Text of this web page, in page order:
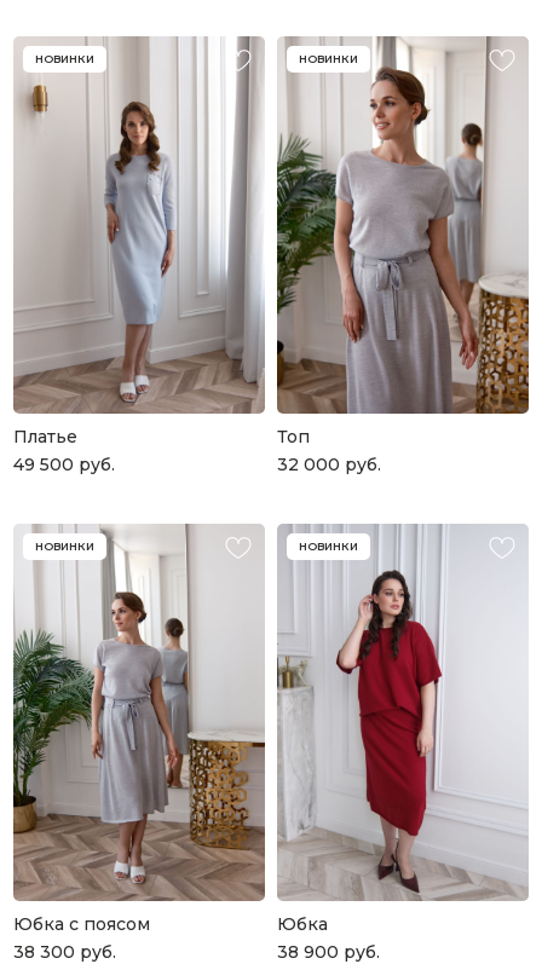
НОВИНКИ
Платье
49 500 руб.
НОВИНКИ
Топ
32 000 руб.
НОВИНКИ
Юбка с поясом
38 300 руб.
НОВИНКИ
Юбка
38 900 руб.